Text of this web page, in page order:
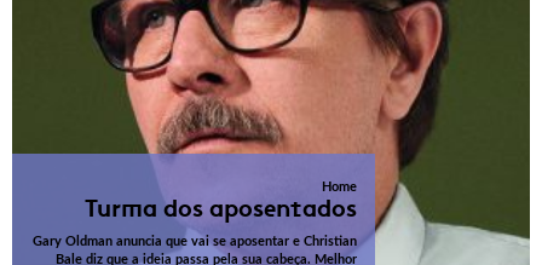
Home
Turma dos aposentados
Gary Oldman anuncia que vai se aposentar e Christian
Bale diz que a ideia passa pela sua cabeça. Melhor